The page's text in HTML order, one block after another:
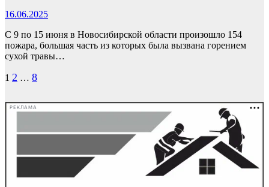
16.06.2025
С 9 по 15 июня в Новосибирской области произошло 154
пожара, большая часть из которых была вызвана горением
сухой травы…
Пагинация
1 2 … 8
РЕКЛАМА